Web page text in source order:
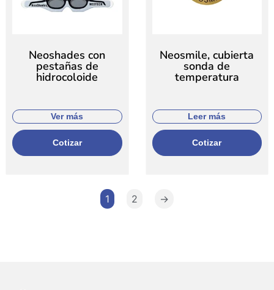
Neoshades con
pestañas de
hidrocoloide
Ver más
Cotizar
Neosmile, cubierta
sonda de
temperatura
Leer más
Cotizar
1 2 →